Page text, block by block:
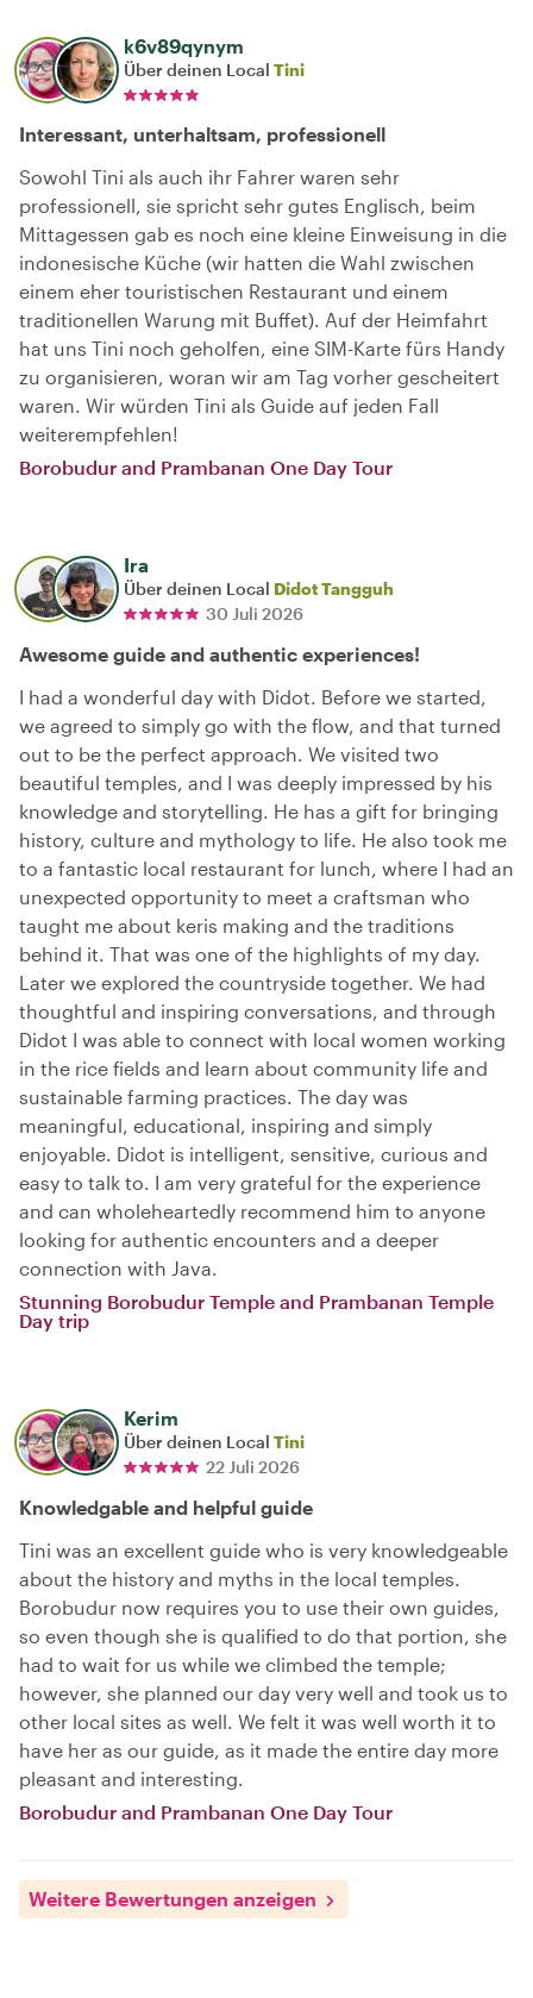
k6v89qynym
Über deinen Local Tini
Interessant, unterhaltsam, professionell
Sowohl Tini als auch ihr Fahrer waren sehr
professionell, sie spricht sehr gutes Englisch, beim
Mittagessen gab es noch eine kleine Einweisung in die
indonesische Küche (wir hatten die Wahl zwischen
einem eher touristischen Restaurant und einem
traditionellen Warung mit Buffet). Auf der Heimfahrt
hat uns Tini noch geholfen, eine SIM-Karte fürs Handy
zu organisieren, woran wir am Tag vorher gescheitert
waren. Wir würden Tini als Guide auf jeden Fall
weiterempfehlen!
Borobudur and Prambanan One Day Tour
Ira
Über deinen Local Didot Tangguh
30 Juli 2026
Awesome guide and authentic experiences!
I had a wonderful day with Didot. Before we started,
we agreed to simply go with the flow, and that turned
out to be the perfect approach. We visited two
beautiful temples, and I was deeply impressed by his
knowledge and storytelling. He has a gift for bringing
history, culture and mythology to life. He also took me
to a fantastic local restaurant for lunch, where I had an
unexpected opportunity to meet a craftsman who
taught me about keris making and the traditions
behind it. That was one of the highlights of my day.
Later we explored the countryside together. We had
thoughtful and inspiring conversations, and through
Didot I was able to connect with local women working
in the rice fields and learn about community life and
sustainable farming practices. The day was
meaningful, educational, inspiring and simply
enjoyable. Didot is intelligent, sensitive, curious and
easy to talk to. I am very grateful for the experience
and can wholeheartedly recommend him to anyone
looking for authentic encounters and a deeper
connection with Java.
Stunning Borobudur Temple and Prambanan Temple
Day trip
Kerim
Über deinen Local Tini
22 Juli 2026
Knowledgable and helpful guide
Tini was an excellent guide who is very knowledgeable
about the history and myths in the local temples.
Borobudur now requires you to use their own guides,
so even though she is qualified to do that portion, she
had to wait for us while we climbed the temple;
however, she planned our day very well and took us to
other local sites as well. We felt it was well worth it to
have her as our guide, as it made the entire day more
pleasant and interesting.
Borobudur and Prambanan One Day Tour
Weitere Bewertungen anzeigen